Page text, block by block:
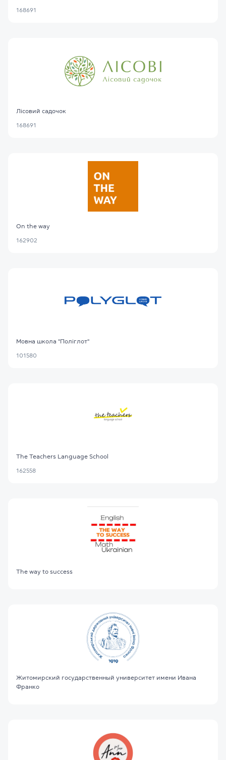
168691
Лісовий садочок
168691
On the way
162902
Мовна школа "Поліглот"
101580
The Teachers Language School
162558
The way to success
Житомирский государственный университет имени Ивана
Франко